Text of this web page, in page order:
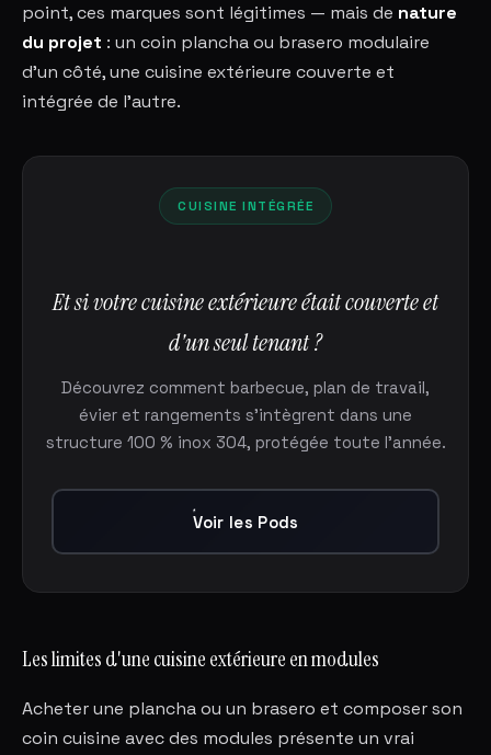
point, ces marques sont légitimes — mais de nature
du projet : un coin plancha ou brasero modulaire
d'un côté, une cuisine extérieure couverte et
intégrée de l'autre.
CUISINE INTÉGRÉE
Et si votre cuisine extérieure était couverte et
d'un seul tenant ?
Découvrez comment barbecue, plan de travail,
évier et rangements s'intègrent dans une
structure 100 % inox 304, protégée toute l'année.
Voir les Pods
Les limites d'une cuisine extérieure en modules
Acheter une plancha ou un brasero et composer son
coin cuisine avec des modules présente un vrai